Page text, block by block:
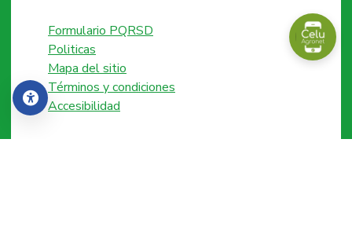
Accesibilidad
Formulario PQRSD
Politicas
Mapa del sitio
Términos y condiciones
Accesibilidad